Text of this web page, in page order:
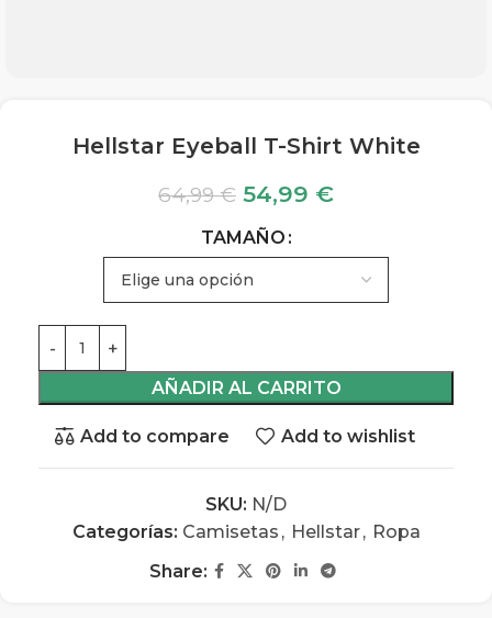
Hellstar Eyeball T-Shirt White
64,99€ 54,99 €
TAMAÑO
AÑADIR AL CARRITO
Add to compare Add to wishlist
SKU: N/D
Categorías: Camisetas , Hellstar, Ropa
Share: